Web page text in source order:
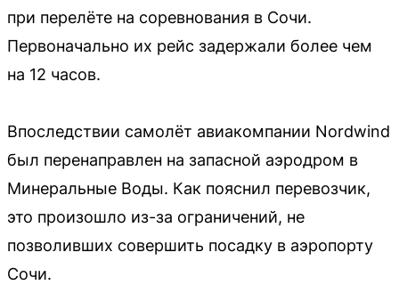
при перелёте на соревнования в Сочи.
Первоначально их рейс задержали более чем
на 12 часов.
Впоследствии самолёт авиакомпании Nordwind
был перенаправлен на запасной аэродром в
Минеральные Воды. Как пояснил перевозчик,
это произошло из-за ограничений, не
позволивших совершить посадку в аэропорту
Сочи.